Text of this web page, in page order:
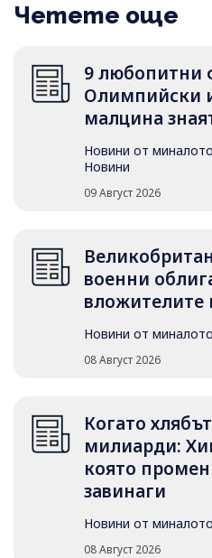
Четете още
9 любопитни
Олимпийски
малцина
Новини от миналото
Новини
09 Август 2026
военни
вложителите
Новини от миналото
08 Август 2026
Когато
милиарди:
която
завинаги
Новини от миналото
08 Август 2026